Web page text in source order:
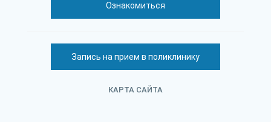
Ознакомиться
Запись на прием в поликлинику
КАРТА САЙТА